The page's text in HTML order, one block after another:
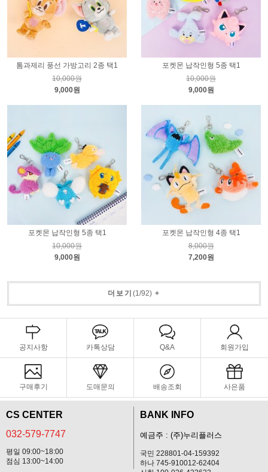
톰과제리 풍선 가방고리 2종 택1
10,000원
9,000원
포켓몬 납작인형 5종 택1
10,000원
9,000원
포켓몬 납작인형 5종 택1
10,000원
9,000원
포켓몬 납작인형 4종 택1
8,000원
7,200원
더보기 (1/92) +
공지사항 카톡상담 Q&A 회원가입
구매후기 도매문의 배송조회 사은품
CS CENTER
032-579-7747
평일 09:00~18:00
점심 13:00~14:00
BANK INFO
예금주 : (주)누리플러스
국민 228801-04-159392
하나 745-910012-62404